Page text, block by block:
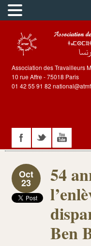
Association des Travailleurs
10 rue Affre - 75018 Paris
01 42 55 91 82
Oct
23
54
Ben